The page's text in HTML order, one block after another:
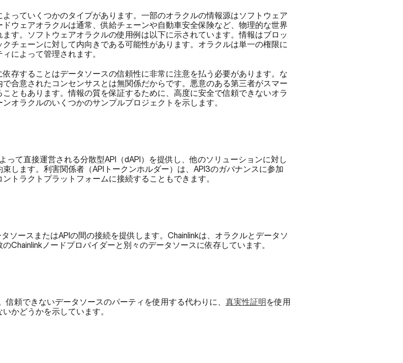
っていくつかのタイプがあります。一部のオラクルの情報源はソフトウェア
ウェアオラクルは通常、供給チェーンや自動車安全保険など、物理的な世界
す。ソフトウェアオラクルの使用例は以下に示されています。情報はブロッ
チェーンに対して内向きである可能性があります。オラクルは単一の権限に
によって管理されます。
存することはデータソースの信頼性に非常に注意を払う必要があります。な
合意されたコンセンサスとは無関係だからです。悪意のある第三者がスマー
ともあります。情報の質を保証するために、高度に安全で信頼できないオラ
オラクルのいくつかのサンプルプロジェクトを示します。
って直接運営される分散型API（dAPI）を提供し、他のソリューションに対し
します。利害関係者（APIトークンホルダー）は、API3のガバナンスに参加
トラクトプラットフォームに接続することもできます。
ソースまたはAPIの間の接続を提供します。Chainlinkは、オラクルとデータソ
Chainlinkノードプロバイダーと別々のデータソースに依存しています。
頼できないデータソースのパーティを使用する代わりに、 真実性証明を使用
かどうかを示しています。